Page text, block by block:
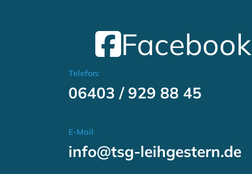
Facebook
Telefon:
06403 / 929 88 45
E-Mail
info@tsg-leihgestern.de